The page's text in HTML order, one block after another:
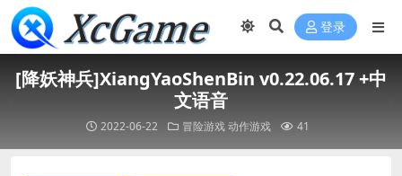
登录
[降妖神兵]XiangYaoShenBin v0.22.06.17 +中
文语音
2022-06-22 冒险游戏 动作游戏 41